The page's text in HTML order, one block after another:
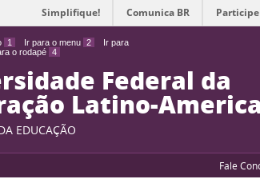
1 Ir para o menu 2
Ir para
o rodapé 4
Simplifique! Comunica BR Participe
Federal da
Latino-
EDUCAÇÃO
Fale